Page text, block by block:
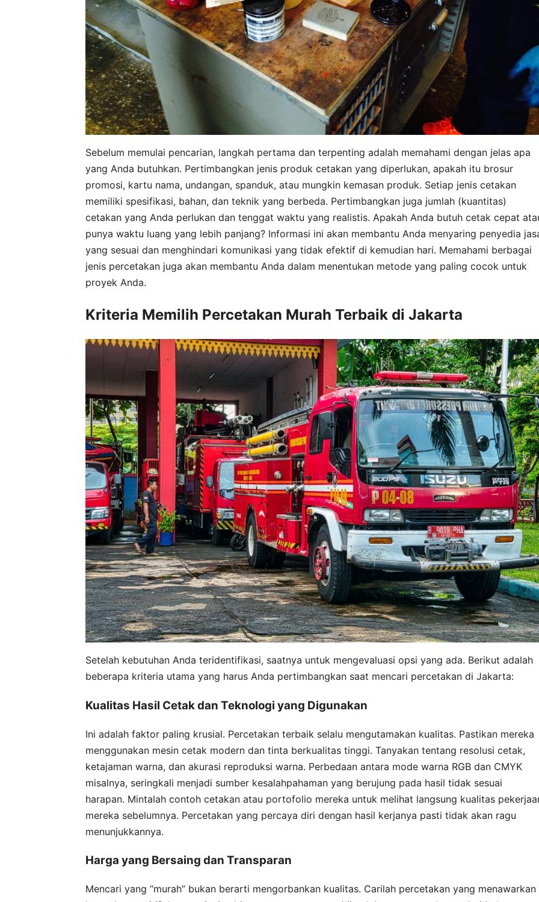
Sebelum memulai pencarian, langkah pertama dan terpenting adalah memahami dengan jelas apa
yang Anda butuhkan. Pertimbangkan jenis produk cetakan yang diperlukan, apakah itu brosur
promosi, kartu nama, undangan, spanduk, atau mungkin kemasan produk. Setiap jenis cetakan
memiliki spesifikasi, bahan, dan teknik yang berbeda. Pertimbangkan juga jumlah (kuantitas)
cetakan yang Anda perlukan dan tenggat waktu yang realistis. Apakah Anda butuh cetak cepat
punya waktu luang yang lebih panjang? Informasi ini akan membantu Anda menyaring penyedia
yang sesuai dan menghindari komunikasi yang tidak efektif di kemudian hari. Memahami berbagai
jenis percetakan juga akan membantu Anda dalam menentukan metode yang paling cocok untuk
proyek Anda.
Kriteria Memilih Percetakan Murah Terbaik di Jakarta
Setelah kebutuhan Anda teridentifikasi, saatnya untuk mengevaluasi opsi yang ada. Berikut adalah
beberapa kriteria utama yang harus Anda pertimbangkan saat mencari percetakan di Jakarta:
Kualitas Hasil Cetak dan Teknologi yang Digunakan
Ini adalah faktor paling krusial. Percetakan terbaik selalu mengutamakan kualitas. Pastikan mereka
menggunakan mesin cetak modern dan tinta berkualitas tinggi. Tanyakan tentang resolusi cetak,
ketajaman warna, dan akurasi reproduksi warna. Perbedaan antara mode warna RGB dan CMYK
misalnya, seringkali menjadi sumber kesalahpahaman yang berujung pada hasil tidak sesuai
harapan. Mintalah contoh cetakan atau portofolio mereka untuk melihat langsung kualitas
mereka sebelumnya. Percetakan yang percaya diri dengan hasil kerjanya pasti tidak akan ragu
menunjukkannya.
Harga yang Bersaing dan Transparan
Mencari yang “murah” bukan berarti mengorbankan kualitas. Carilah percetakan yang menawarkan